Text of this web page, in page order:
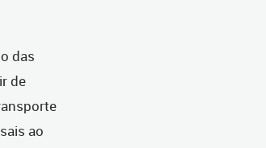
das
de
ao